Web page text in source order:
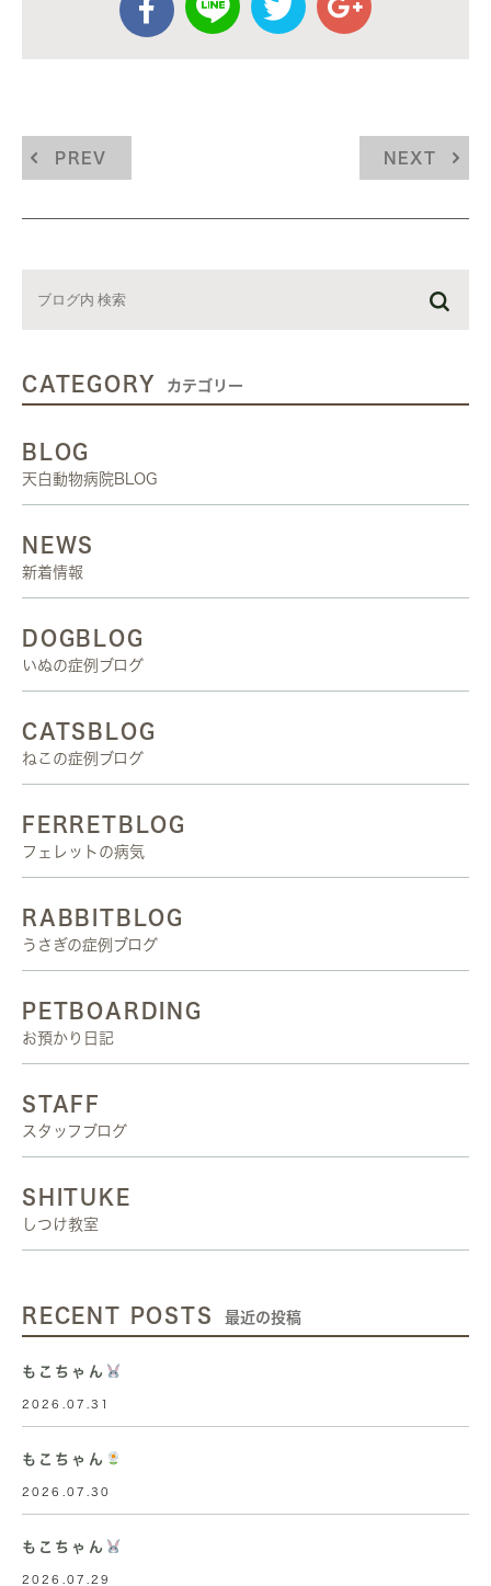
PREV NEXT
CATEGORY カテゴリー
BLOG
天白動物病院BLOG
NEWS
新着情報
DOGBLOG
いぬの症例ブログ
CATSBLOG
ねこの症例ブログ
FERRETBLOG
フェレットの病気
RABBITBLOG
うさぎの症例ブログ
PETBOARDING
お預かり日記
STAFF
スタッフブログ
SHITUKE
しつけ教室
RECENT POSTS 最近の投稿
もこちゃん
2026.07.31
もこちゃん
2026.07.30
もこちゃん
2026.07.29